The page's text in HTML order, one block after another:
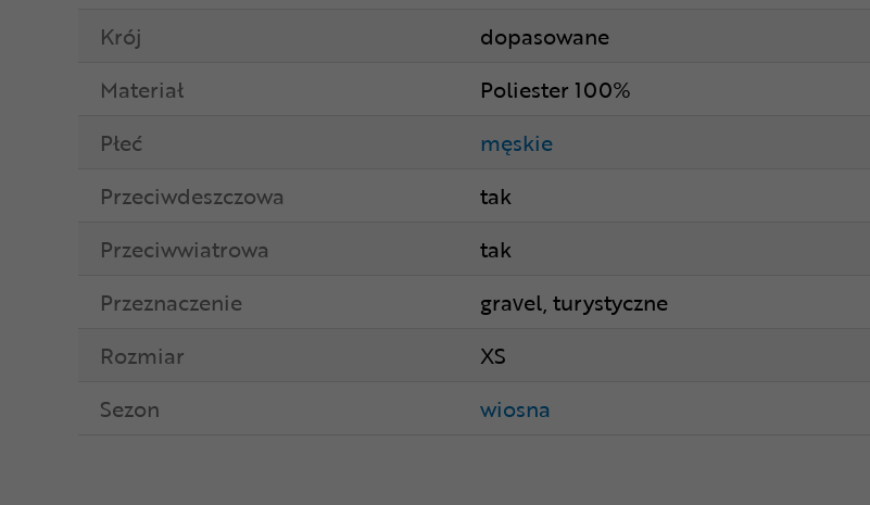
Krój
dopasowane
Materiał
Poliester 100%
Płeć
męskie
Przeciwdeszczowa
tak
Przeciwwiatrowa
tak
Przeznaczenie
gravel, turystyczne
Rozmiar
XS
Sezon
wiosna